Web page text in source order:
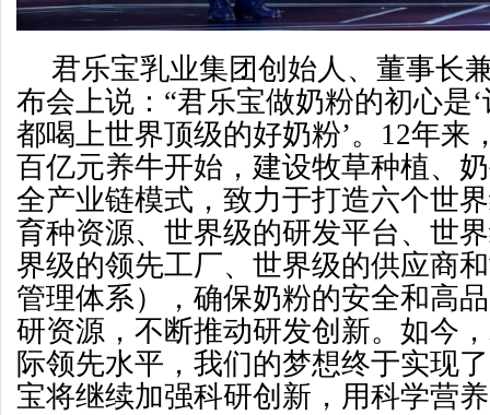
君乐宝乳业集团创始人、董事长
布会上说：“君乐宝做奶粉的初心是
都喝上世界顶级的好奶粉’。12年来
百亿元养牛开始，建设牧草种植、
全产业链模式，致力于打造六个世
育种资源、世界级的研发平台、世
界级的领先工厂、世界级的供应商
管理体系），确保奶粉的安全和高
研资源，不断推动研发创新。如今
际领先水平，我们的梦想终于实现
宝将继续加强科研创新，用科学营